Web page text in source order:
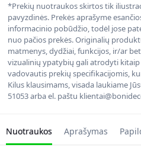
*Prekių nuotraukos skirtos tik
pavyzdinės. Prekės aprašyme
informacinio pobūdžio, todėl jose
nuo pačios prekės. Originalių
matmenys, dydžiai, funkcijos, ir/ar
vizualinių ypatybių gali atrodyti
vadovautis prekių specifikacijomis,
Kilus klausimams, visada laukiame
51053 arba el. paštu
Nuotraukos Aprašymas